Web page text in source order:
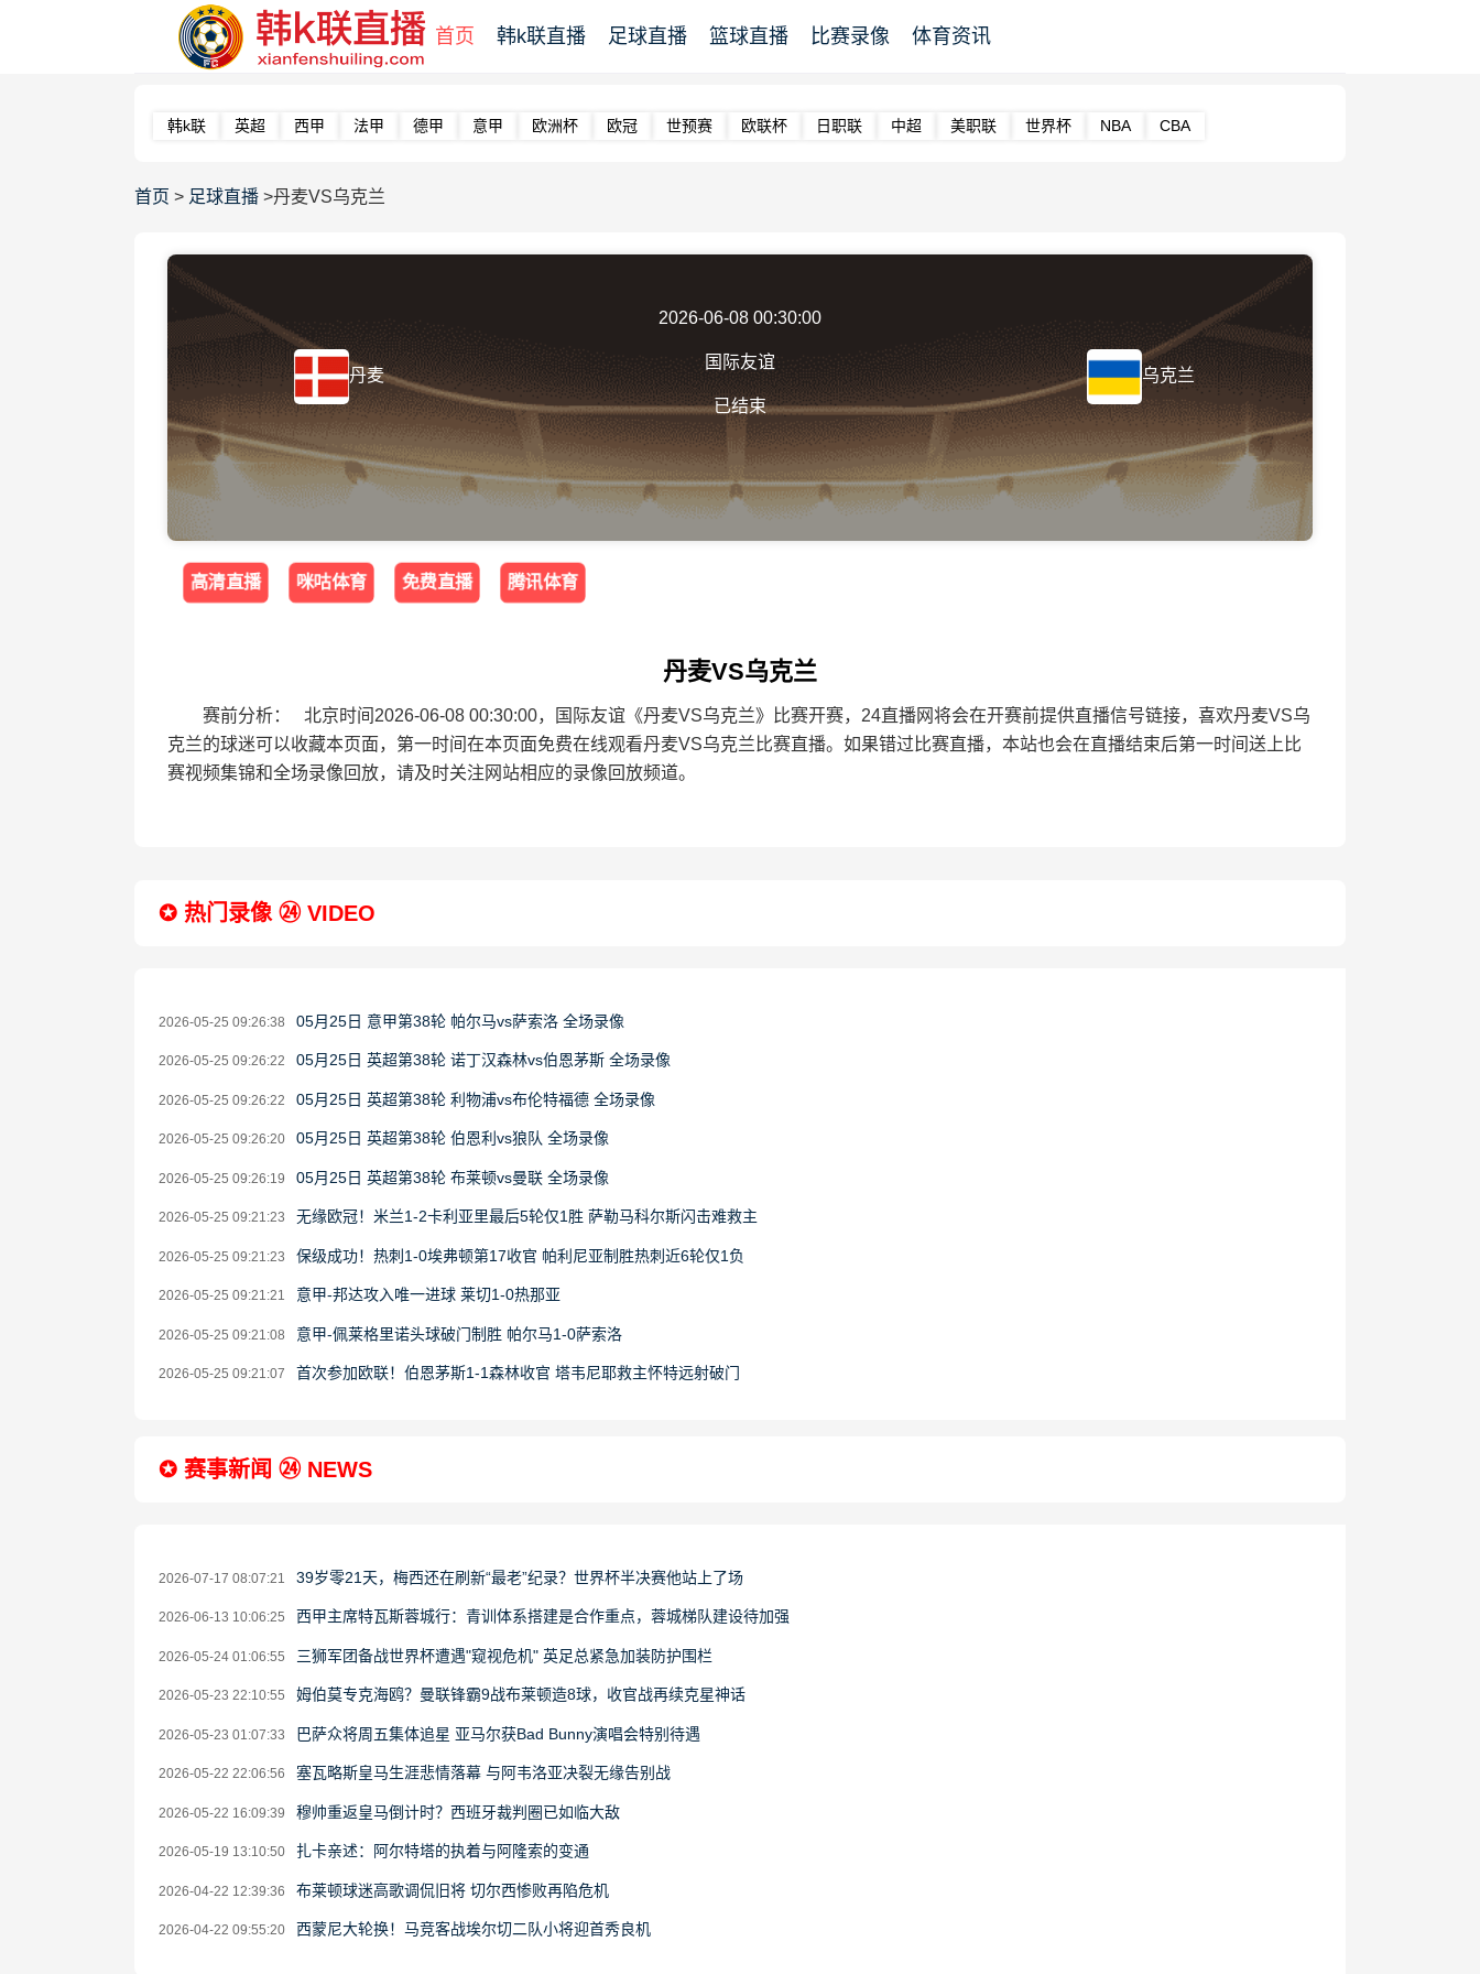
首页 韩k联直播 足球直播 篮球直播 比赛录像 体育资讯
韩k联 英超 西甲 法甲 德甲 意甲 欧洲杯 欧冠 世预赛 欧联杯 日职联 中超 美职联 世界杯 NBA CBA
首页 > 足球直播 >丹麦VS乌克兰
丹麦
2026-06-08 00:30:00
国际友谊
已结束
乌克兰
高清直播 咪咕体育 免费直播 腾讯体育
丹麦VS乌克兰
赛前分析： 北京时间2026-06-08 00:30:00，国际友谊《丹麦VS乌克兰》比赛开赛，24直播网将会在开赛前提供直播信号链接，喜欢丹麦VS乌
克兰的球迷可以收藏本页面，第一时间在本页面免费在线观看丹麦VS乌克兰比赛直播。如果错过比赛直播，本站也会在直播结束后第一时间送上比
赛视频集锦和全场录像回放，请及时关注网站相应的录像回放频道。
✪ 热门录像 ㉔ VIDEO
2026-05-25 09:26:38 05月25日 意甲第38轮 帕尔马vs萨索洛 全场录像
2026-05-25 09:26:22 05月25日 英超第38轮 诺丁汉森林vs伯恩茅斯 全场录像
2026-05-25 09:26:22 05月25日 英超第38轮 利物浦vs布伦特福德 全场录像
2026-05-25 09:26:20 05月25日 英超第38轮 伯恩利vs狼队 全场录像
2026-05-25 09:26:19 05月25日 英超第38轮 布莱顿vs曼联 全场录像
2026-05-25 09:21:23 无缘欧冠！米兰1-2卡利亚里最后5轮仅1胜 萨勒马科尔斯闪击难救主
2026-05-25 09:21:23 保级成功！热刺1-0埃弗顿第17收官 帕利尼亚制胜热刺近6轮仅1负
2026-05-25 09:21:21 意甲-邦达攻入唯一进球 莱切1-0热那亚
2026-05-25 09:21:08 意甲-佩莱格里诺头球破门制胜 帕尔马1-0萨索洛
2026-05-25 09:21:07 首次参加欧联！伯恩茅斯1-1森林收官 塔韦尼耶救主怀特远射破门
✪ 赛事新闻 ㉔ NEWS
2026-07-17 08:07:21 39岁零21天，梅西还在刷新“最老”纪录？世界杯半决赛他站上了场
2026-06-13 10:06:25 西甲主席特瓦斯蓉城行：青训体系搭建是合作重点，蓉城梯队建设待加强
2026-05-24 01:06:55 三狮军团备战世界杯遭遇"窥视危机" 英足总紧急加装防护围栏
2026-05-23 22:10:55 姆伯莫专克海鸥？曼联锋霸9战布莱顿造8球，收官战再续克星神话
2026-05-23 01:07:33 巴萨众将周五集体追星 亚马尔获Bad Bunny演唱会特别待遇
2026-05-22 22:06:56 塞瓦略斯皇马生涯悲情落幕 与阿韦洛亚决裂无缘告别战
2026-05-22 16:09:39 穆帅重返皇马倒计时？西班牙裁判圈已如临大敌
2026-05-19 13:10:50 扎卡亲述：阿尔特塔的执着与阿隆索的变通
2026-04-22 12:39:36 布莱顿球迷高歌调侃旧将 切尔西惨败再陷危机
2026-04-22 09:55:20 西蒙尼大轮换！马竞客战埃尔切二队小将迎首秀良机